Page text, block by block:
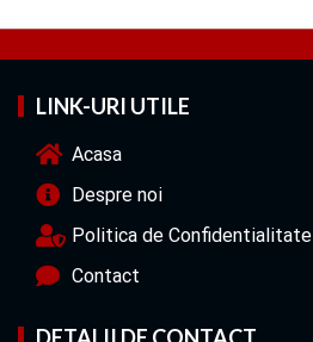
LINK-URI UTILE
Acasa
Despre noi
Politica de Confidentialitate
Contact